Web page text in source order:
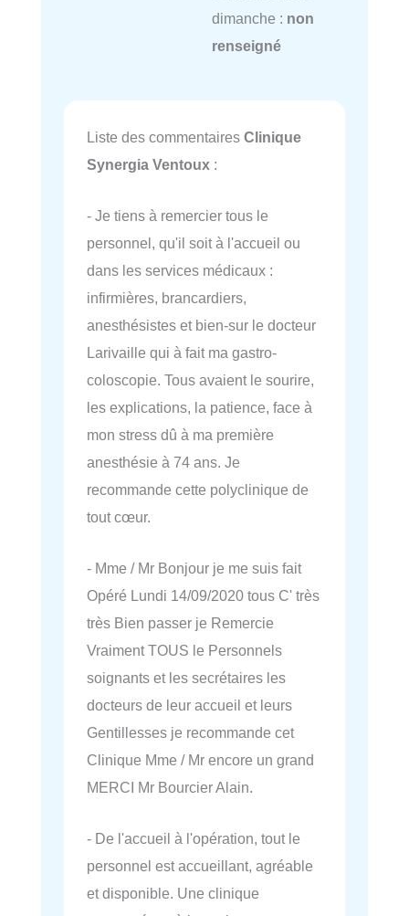
dimanche : non
renseigné
Liste des commentaires Clinique
Synergia Ventoux :
- Je tiens à remercier tous le
personnel, qu'il soit à l'accueil ou
dans les services médicaux :
infirmières, brancardiers,
anesthésistes et bien-sur le docteur
Larivaille qui à fait ma gastro-
coloscopie. Tous avaient le sourire,
les explications, la patience, face à
mon stress dû à ma première
anesthésie à 74 ans. Je
recommande cette polyclinique de
tout cœur.
- Mme / Mr Bonjour je me suis fait
Opéré Lundi 14/09/2020 tous C' très
très Bien passer je Remercie
Vraiment TOUS le Personnels
soignants et les secrétaires les
docteurs de leur accueil et leurs
Gentillesses je recommande cet
Clinique Mme / Mr encore un grand
MERCI Mr Bourcier Alain.
- De l'accueil à l'opération, tout le
personnel est accueillant, agréable
et disponible. Une clinique